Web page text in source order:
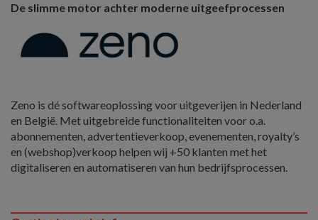
De slimme motor achter moderne uitgeefprocessen
Zeno is dé softwareoplossing voor uitgeverijen in Nederland
en België. Met uitgebreide functionaliteiten voor o.a.
abonnementen, advertentieverkoop, evenementen, royalty’s
en (webshop)verkoop helpen wij +50 klanten met het
digitaliseren en automatiseren van hun bedrijfsprocessen.